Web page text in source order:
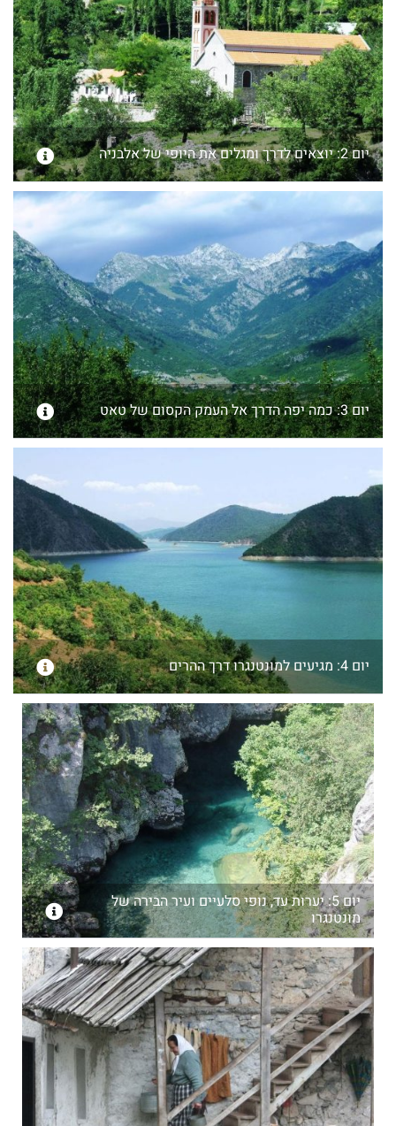
יום 2: יוצאים לדרך ומגלים את היופי של אלבניה
יום 3: כמה יפה הדרך אל העמק הקסום של טאט
יום 4: מגיעים למונטנגרו דרך ההרים
יום 5: יערות עד, נופי סלעיים ועיר הבירה של
מונטנגרו